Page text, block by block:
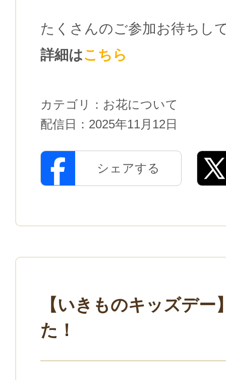
たくさんのご参加お待ちし
詳細はこちら
カテゴリ： お花について
配信日： 2025年11月12日
シェアする
【いきものキッズデー
た！